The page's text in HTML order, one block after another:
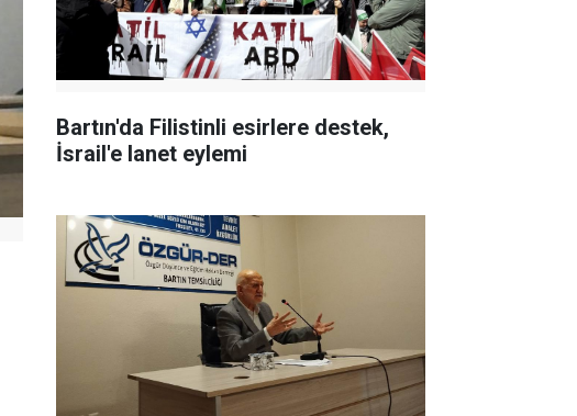
Bartın'da Filistinli esirlere destek,
İsrail'e lanet eylemi